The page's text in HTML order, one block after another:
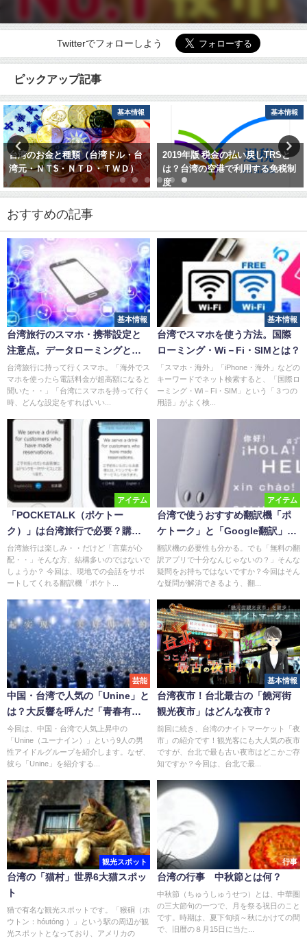
Twitterでフォローしよう
ピックアップ記事
基本情報
台湾のお金と種類（台湾ドル・台
湾元・ＮＴ$・ＮＴＤ・ＴＷＤ）
基本情報
2019年版 税金の払い戻しTRSと
は？台湾の空港で利用する免税制
度
おすすめの記事
基本情報
台湾旅行のスマホ・携帯設定と
注意点。データローミングと
は？
台湾旅行に持って行くスマホ。「海外でス
マホを使ったら電話料金が超高額になると
聞いた・・」「台湾にスマホを持って行く
時、どんな設定をすればいい...
基本情報
台湾でスマホを使う方法。国際
ローミング・Wi－Fi・SIMとは？
「スマホ・海外」「iPhone・海外」などの
キーワードでネット検索すると、「国際ロ
ーミング・Wi－Fi・SIM」という「３つの
用語」がよく検...
アイテム
「POCKETALK（ポケトー
ク）」は台湾旅行で必要？購入
すべき？
台湾旅行は楽しみ・・だけど「言葉が心
配・・」そんな方、結構多いのではないで
しょうか？ 今回は、現地での会話をサポ
ートしてくれる翻訳機「ポケト...
アイテム
台湾で使うおすすめ翻訳機「ポ
ケトーク」と「Google翻訳」を
比較
翻訳機の必要性も分かる。でも「無料の翻
訳アプリで十分なんじゃないの？」そんな
疑問をお持ちではないですか？今回はそん
な疑問が解消できるよう、翻...
芸能
中国・台湾で人気の「Unine」と
は？大反響を呼んだ「青春有
你」
今回は、中国・台湾で人気上昇中の
「Unine（ユーナイン）」という9人の男
性アイドルグループを紹介します。なぜ、
彼ら「Unine」を紹介する...
基本情報
台湾夜市！台北最古の「饒河街
観光夜市」はどんな夜市？
前回に続き、台湾のナイトマーケット「夜
市」の紹介です！観光客にも大人気の夜市
ですが、台北で最も古い夜市はどこかご存
知ですか？今回は、台北で最...
観光スポット
台湾の「猫村」世界6大猫スポッ
ト
猫で有名な観光スポットです。「猴硐（ホ
ウトン：hóutóng ）」という駅の周辺が観
光スポットとなっており、アメリカの
行事
台湾の行事 中秋節とは何？
中秋節（ちゅうしゅうせつ）とは、中華圏
の三大節句の一つで、月を祭る祝日のこと
です。時期は、夏下旬頃～秋にかけての間
で、旧暦の８月15日に当た...